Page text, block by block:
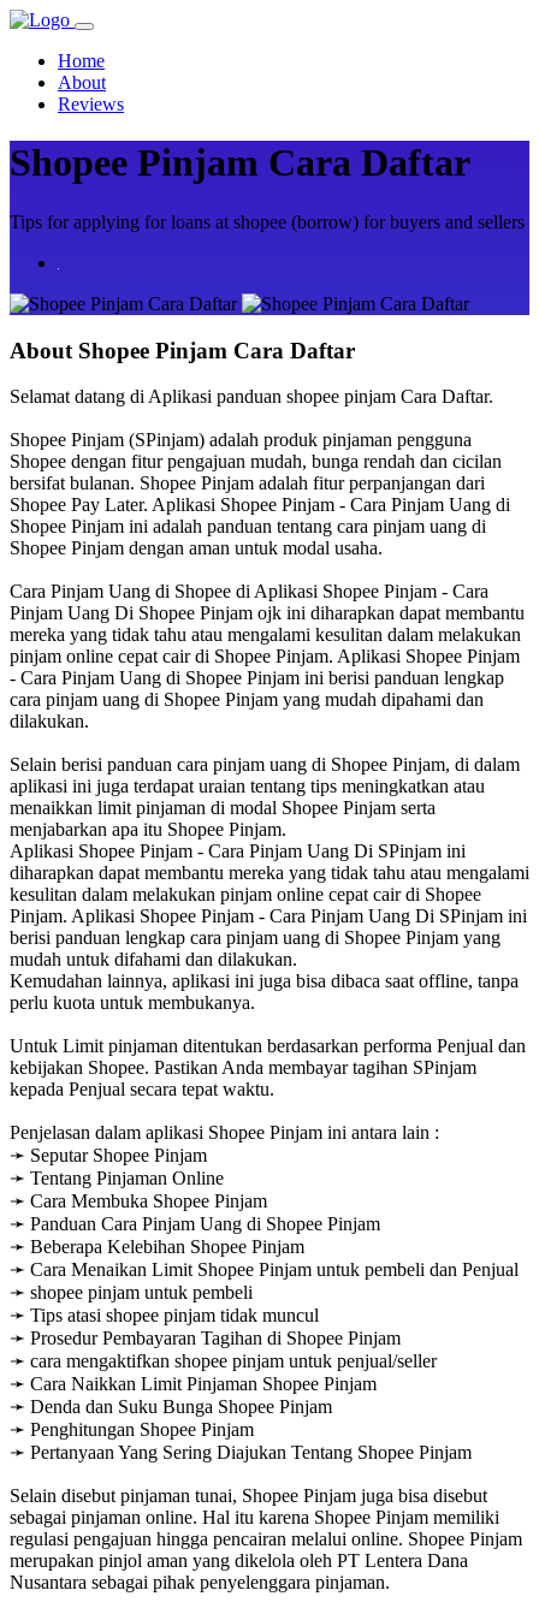
Home
About
Reviews
Shopee Pinjam Cara Daftar
Tips for applying for loans at shopee (borrow) for buyers and sellers
About Shopee Pinjam Cara Daftar
Selamat datang di Aplikasi panduan shopee pinjam Cara Daftar.
Shopee Pinjam (SPinjam) adalah produk pinjaman pengguna
Shopee dengan fitur pengajuan mudah, bunga rendah dan cicilan
bersifat bulanan. Shopee Pinjam adalah fitur perpanjangan dari
Shopee Pay Later. Aplikasi Shopee Pinjam - Cara Pinjam Uang di
Shopee Pinjam ini adalah panduan tentang cara pinjam uang di
Shopee Pinjam dengan aman untuk modal usaha.
Cara Pinjam Uang di Shopee di Aplikasi Shopee Pinjam - Cara
Pinjam Uang Di Shopee Pinjam ojk ini diharapkan dapat membantu
mereka yang tidak tahu atau mengalami kesulitan dalam melakukan
pinjam online cepat cair di Shopee Pinjam. Aplikasi Shopee Pinjam
- Cara Pinjam Uang di Shopee Pinjam ini berisi panduan lengkap
cara pinjam uang di Shopee Pinjam yang mudah dipahami dan
dilakukan.
Selain berisi panduan cara pinjam uang di Shopee Pinjam, di dalam
aplikasi ini juga terdapat uraian tentang tips meningkatkan atau
menaikkan limit pinjaman di modal Shopee Pinjam serta
menjabarkan apa itu Shopee Pinjam.
Aplikasi Shopee Pinjam - Cara Pinjam Uang Di SPinjam ini
diharapkan dapat membantu mereka yang tidak tahu atau mengalami
kesulitan dalam melakukan pinjam online cepat cair di Shopee
Pinjam. Aplikasi Shopee Pinjam - Cara Pinjam Uang Di SPinjam ini
berisi panduan lengkap cara pinjam uang di Shopee Pinjam yang
mudah untuk difahami dan dilakukan.
Kemudahan lainnya, aplikasi ini juga bisa dibaca saat offline, tanpa
perlu kuota untuk membukanya.
Untuk Limit pinjaman ditentukan berdasarkan performa Penjual dan
kebijakan Shopee. Pastikan Anda membayar tagihan SPinjam
kepada Penjual secara tepat waktu.
Penjelasan dalam aplikasi Shopee Pinjam ini antara lain :
➛ Seputar Shopee Pinjam
➛ Tentang Pinjaman Online
➛ Cara Membuka Shopee Pinjam
➛ Panduan Cara Pinjam Uang di Shopee Pinjam
➛ Beberapa Kelebihan Shopee Pinjam
➛ Cara Menaikan Limit Shopee Pinjam untuk pembeli dan Penjual
➛ shopee pinjam untuk pembeli
➛ Tips atasi shopee pinjam tidak muncul
➛ Prosedur Pembayaran Tagihan di Shopee Pinjam
➛ cara mengaktifkan shopee pinjam untuk penjual/seller
➛ Cara Naikkan Limit Pinjaman Shopee Pinjam
➛ Denda dan Suku Bunga Shopee Pinjam
➛ Penghitungan Shopee Pinjam
➛ Pertanyaan Yang Sering Diajukan Tentang Shopee Pinjam
Selain disebut pinjaman tunai, Shopee Pinjam juga bisa disebut
sebagai pinjaman online. Hal itu karena Shopee Pinjam memiliki
regulasi pengajuan hingga pencairan melalui online. Shopee Pinjam
merupakan pinjol aman yang dikelola oleh PT Lentera Dana
Nusantara sebagai pihak penyelenggara pinjaman.